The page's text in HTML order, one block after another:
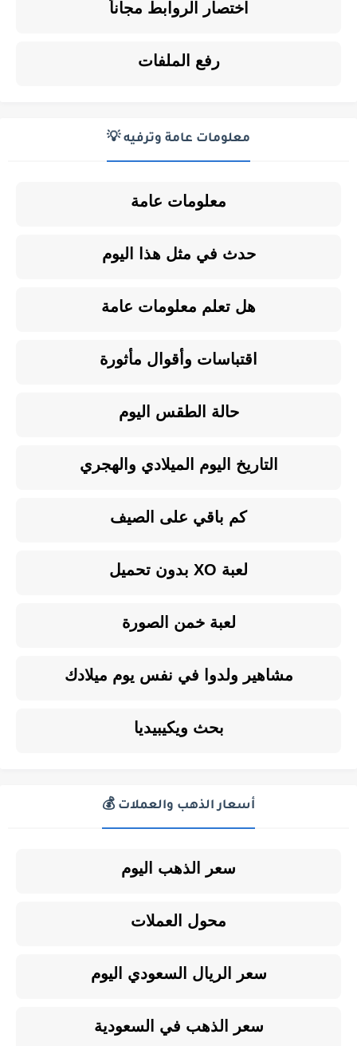
اختصار الروابط مجاناً
رفع الملفات
معلومات عامة وترفيه 💡
معلومات عامة
حدث في مثل هذا اليوم
هل تعلم معلومات عامة
اقتباسات وأقوال مأثورة
حالة الطقس اليوم
التاريخ اليوم الميلادي والهجري
كم باقي على الصيف
لعبة XO بدون تحميل
لعبة خمن الصورة
مشاهير ولدوا في نفس يوم ميلادك
بحث ويكيبيديا
أسعار الذهب والعملات 💰
سعر الذهب اليوم
محول العملات
سعر الريال السعودي اليوم
سعر الذهب في السعودية